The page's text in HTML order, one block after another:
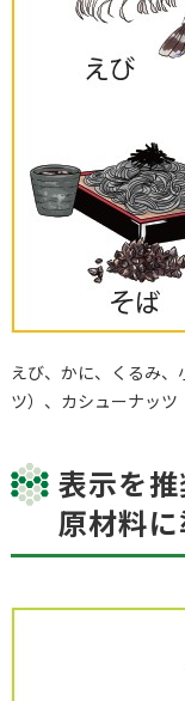
えび、かに、くるみ
ツ）、カシューナッツ
表示を
原材料に